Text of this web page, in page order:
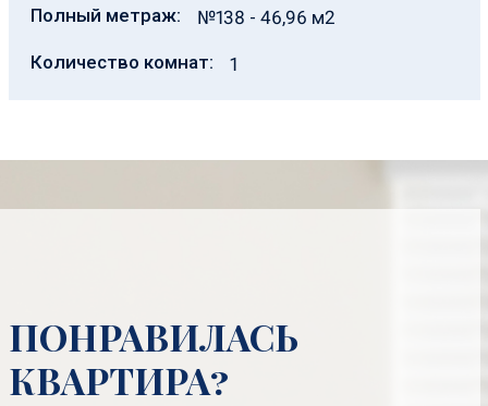
Полный метраж: №138 - 46,96 м2
Количество комнат: 1
ПОНРАВИЛАСЬ
КВАРТИРА?